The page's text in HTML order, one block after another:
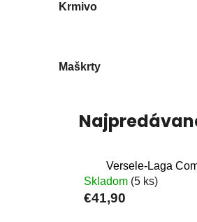
Krmivo
Maškrty
Versele-Laga
Skladom (5 ks)
€41,90